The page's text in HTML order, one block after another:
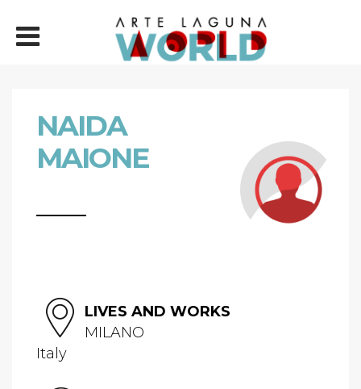
NAIDA
MAIONE
LIVES AND WORKS
MILANO
Italy